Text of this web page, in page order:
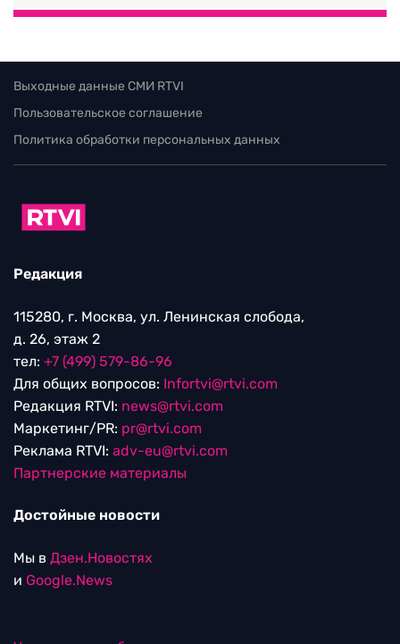
Выходные данные СМИ RTVI
Пользовательское соглашение
Политика обработки персональных данных
Редакция
115280, г. Москва, ул. Ленинская слобода,
д. 26, этаж 2
тел: +7 (499) 579-86-96
Для общих вопросов: Infortvi@rtvi.com
Редакция RTVI: news@rtvi.com
Маркетинг/PR: pr@rtvi.com
Реклама RTVI: adv-eu@rtvi.com
Партнерские материалы
Достойные новости
Мы в Дзен.Новостях
и Google.News